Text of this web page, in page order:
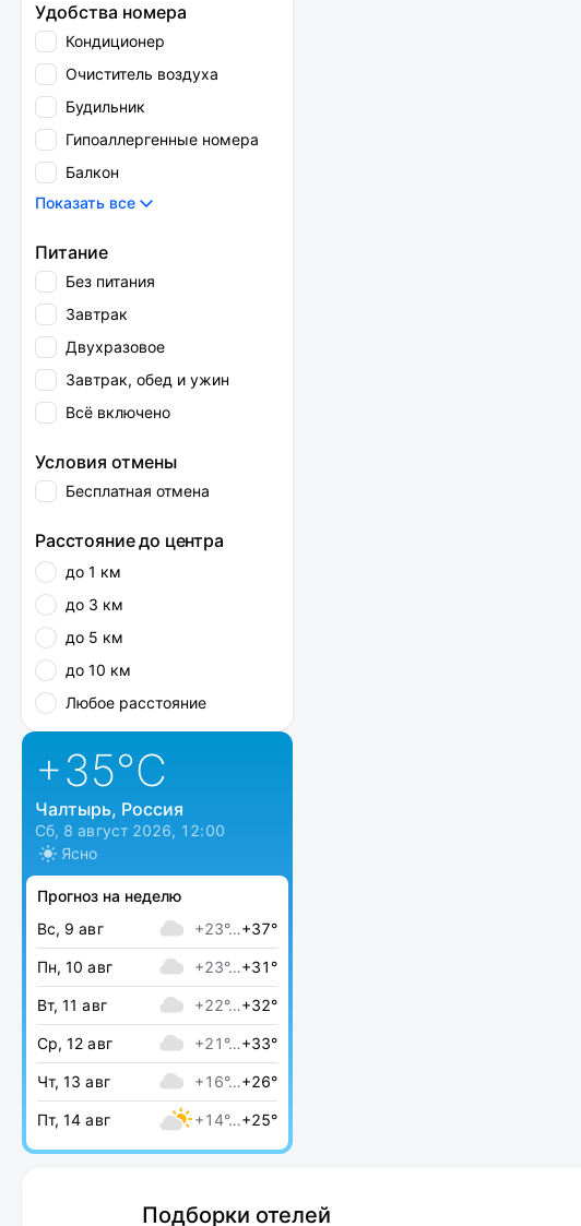
Удобства номера
Кондиционер
Очиститель воздуха
Будильник
Гипоаллергенные номера
Балкон
Показать все
Питание
Без питания
Завтрак
Двухразовое
Завтрак, обед и ужин
Всё включено
Условия отмены
Бесплатная отмена
Расстояние до центра
до 1 км
до 3 км
до 5 км
до 10 км
Любое расстояние
+35°C
Чалтырь, Россия
Сб, 8 август 2026, 12:00
Ясно
Прогноз на неделю
Вс, 9 авг
+23°…+37°
Пн, 10 авг +23°…+31°
Вт, 11 авг +22°…+32°
Ср, 12 авг +21°…+33°
Чт, 13 авг +16°…+26°
Пт, 14 авг +14°…+25°
Подборки отелей